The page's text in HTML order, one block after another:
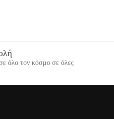
όλο τον κόσμο σε όλες